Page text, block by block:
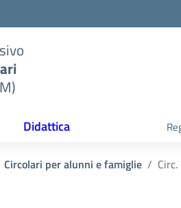
Didattica
Circolari per alunni e famiglie